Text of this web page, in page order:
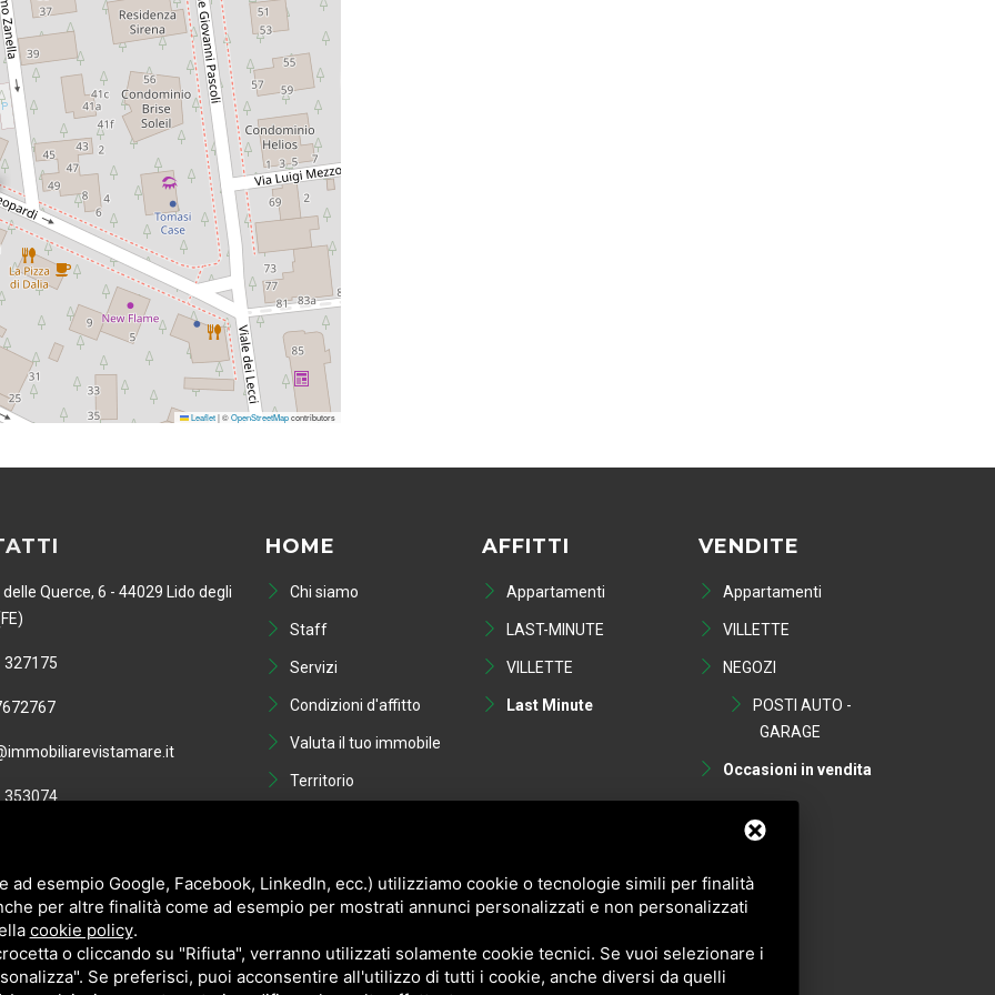
Leaflet |©OpenStreetMapcontributors
Querce, 6 - 44029 Lido degli
HOME
Chi siamo
Staff
Servizi
Condizioni d'affitto
Valuta il tuo immobile
Territorio
AFFITTI
Appartamenti
LAST-MINUTE
VILLETTE
Last Minute
VENDITE
Appartamenti
VILLETTE
NEGOZI
POSTI AUTO -
GARAGE
Occasioni in vendita
ad esempio Google, Facebook, LinkedIn, ecc.) utilizziamo cookie o tecnologie simili per finalità
per altre finalità come ad esempio per mostrati annunci personalizzati e non personalizzati
cookie policy.
o cliccando su "Rifiuta", verranno utilizzati solamente cookie tecnici. Se vuoi selezionare i
Se preferisci, puoi acconsentire all'utilizzo di tutti i cookie, anche diversi da quelli